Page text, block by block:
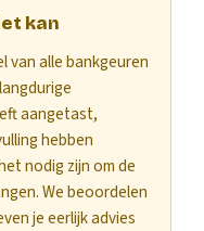
kan
van alle bankgeuren
aangetast,
hebben
nodig zijn om de
We beoordelen
je eerlijk advies